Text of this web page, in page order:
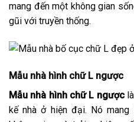
mang đến một không gian
gũi với truyền thống.
Mẫu nhà hình chữ L ngược
Mẫu nhà hình chữ L ngượclà
kế nhà ở hiện đại. Nó